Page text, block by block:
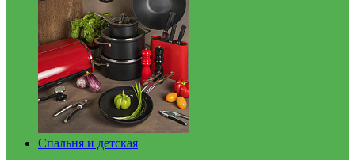
Спальня и детская